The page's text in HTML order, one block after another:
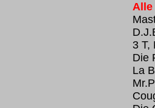
Alle
3 T,
Die
La